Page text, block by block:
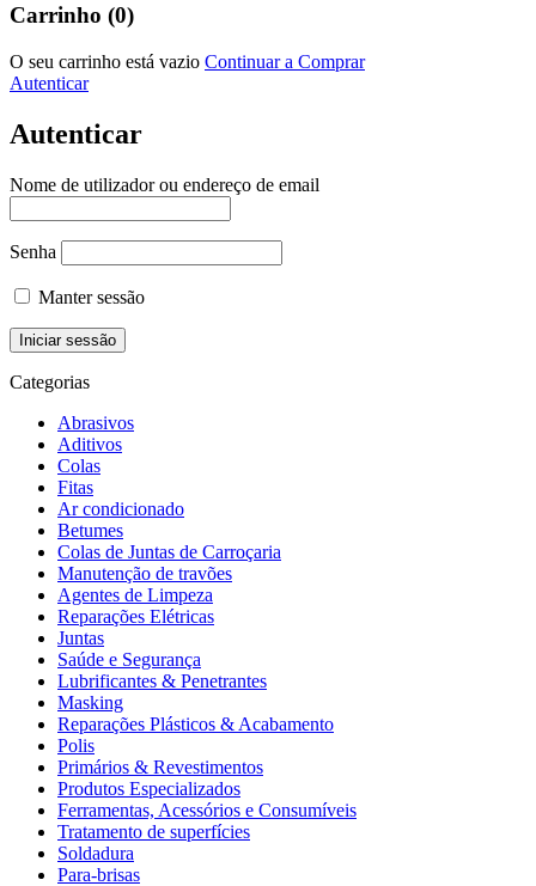
Carrinho (0)
O seu carrinho está vazio Continuar a Comprar
Autenticar
Autenticar
Nome de utilizador ou endereço de email
Senha
Manter sessão
Categorias
Abrasivos
Aditivos
Colas
Fitas
Ar condicionado
Betumes
Colas de Juntas de Carroçaria
Manutenção de travões
Agentes de Limpeza
Reparações Elétricas
Juntas
Saúde e Segurança
Lubrificantes & Penetrantes
Masking
Reparações Plásticos & Acabamento
Polis
Primários & Revestimentos
Produtos Especializados
Ferramentas, Acessórios e Consumíveis
Tratamento de superfícies
Soldadura
Para-brisas